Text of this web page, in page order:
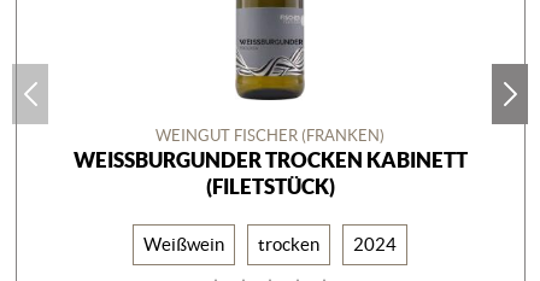
WEINGUT FISCHER (FRANKEN)
WEISSBURGUNDER TROCKEN KABINETT
(FILETSTÜCK)
Weißwein trocken 2024